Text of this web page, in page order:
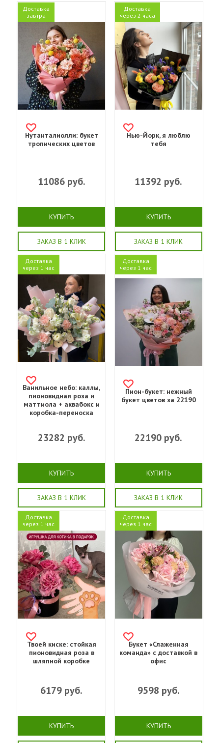
Доставка
завтра
Нутанталиолли: букет
тропических цветов
11086руб.
КУПИТЬ
ЗАКАЗ В 1 КЛИК
Доставка
через 2 часа
Нью-Йорк, я люблю
тебя
11392 руб.
КУПИТЬ
ЗАКАЗ В 1 КЛИК
Доставка
через 1 час
Ванильное небо: каллы,
пионовидная роза и
маттиола + аквабокс и
коробка-переноска
23282 руб.
КУПИТЬ
ЗАКАЗ В 1 КЛИК
Доставка
через 1 час
Пион-букет: нежный
букет цветов за 22190
22190 руб.
КУПИТЬ
ЗАКАЗ В 1 КЛИК
Доставка
через 1 час
Твоей киске: стойкая
пионовидная роза в
шляпной коробке
6179 руб.
КУПИТЬ
Доставка
через 1 час
Букет «Слаженная
команда» с доставкой в
офис
9598 руб.
КУПИТЬ